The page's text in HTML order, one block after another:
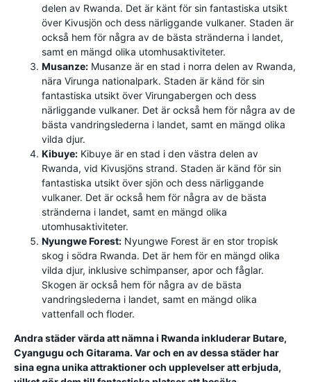
delen av Rwanda. Det är känt för sin fantastiska utsikt
över Kivusjön och dess närliggande vulkaner. Staden är
också hem för några av de bästa stränderna i landet,
samt en mängd olika utomhusaktiviteter.
Musanze: Musanze är en stad i norra delen av Rwanda,
nära Virunga nationalpark. Staden är känd för sin
fantastiska utsikt över Virungabergen och dess
närliggande vulkaner. Det är också hem för några av de
bästa vandringslederna i landet, samt en mängd olika
vilda djur.
Kibuye: Kibuye är en stad i den västra delen av
Rwanda, vid Kivusjöns strand. Staden är känd för sin
fantastiska utsikt över sjön och dess närliggande
vulkaner. Det är också hem för några av de bästa
stränderna i landet, samt en mängd olika
utomhusaktiviteter.
Nyungwe Forest: Nyungwe Forest är en stor tropisk
skog i södra Rwanda. Det är hem för en mängd olika
vilda djur, inklusive schimpanser, apor och fåglar.
Skogen är också hem för några av de bästa
vandringslederna i landet, samt en mängd olika
vattenfall och floder.
Andra städer värda att nämna i Rwanda inkluderar Butare,
Cyangugu och Gitarama. Var och en av dessa städer har
sina egna unika attraktioner och upplevelser att erbjuda,